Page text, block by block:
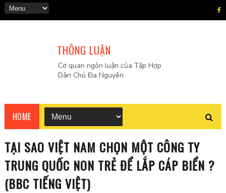
THÔNG LUẬN
Cơ quan ngôn luận của Tập Hợp
Dân Chủ Đa Nguyên
HOME
TẠI SAO VIỆT NAM CHỌN MỘT CÔNG TY
TRUNG QUỐC NON TRẺ ĐỂ LẮP CÁP BIỂN ?
(BBC TIẾNG VIỆT)